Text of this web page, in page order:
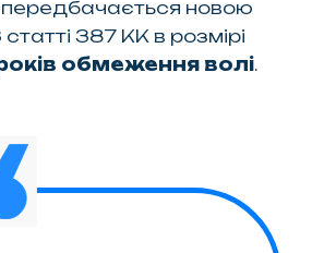
новою
387 КК в розмірі
обмеження волі.